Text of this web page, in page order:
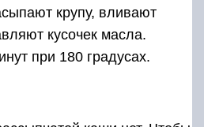
крупу, вливают
кусочек масла.
при 180 градусах.